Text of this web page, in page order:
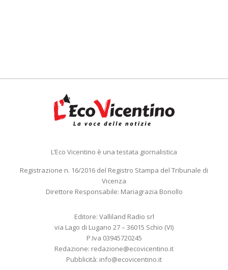
L’Eco Vicentino è una testata giornalistica
Registrazione n. 16/2016 del Registro Stampa del Tribunale di
Vicenza
Direttore Responsabile: Mariagrazia Bonollo
Editore: Valliland Radio srl
via Lago di Lugano 27 – 36015 Schio (VI)
P.Iva 03945720245
Redazione: redazione@ecovicentino.it
Pubblicità: info@ecovicentino.it